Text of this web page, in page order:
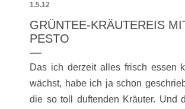
1.5.12
GRÜNTEE-KRÄUTEREIS
ESTO
Das ich derzeit alles frisch essen
wächst, habe ich ja schon
die so toll duftenden Kräuter. Und